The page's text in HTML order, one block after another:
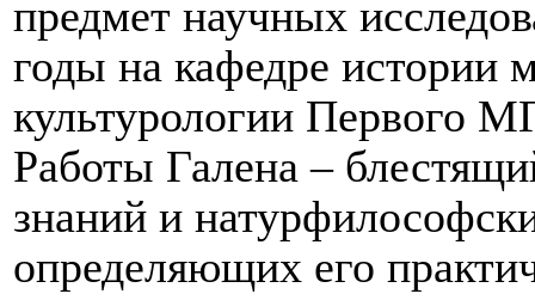
предмет научных
годы на кафедре истории
культурологии
Работы Галена –
знаний и
определяющих его